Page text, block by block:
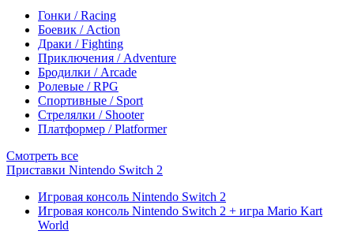
Гонки / Racing
Боевик / Action
Драки / Fighting
Приключения / Adventure
Бродилки / Arcade
Ролевые / RPG
Спортивные / Sport
Стрелялки / Shooter
Платформер / Platformer
Смотреть все
Приставки Nintendo Switch 2
Игровая консоль Nintendo Switch 2
Игровая консоль Nintendo Switch 2 + игра Mario Kart
World